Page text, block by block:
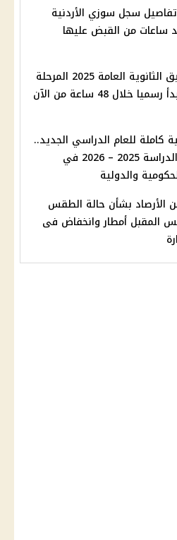
سجل سوزي الأردنية
ساعات من القبض عليها
موعد تنسيق الثانوية العامة 2025 المرحلة
خلال 48 ساعة من الآن
كاملة للعام الدراسي الجديد..
موعد بدء الدراسة 2025 – 2026 في
والدولية
الأرصاد بشأن حالة الطقس
المقبل أمطار وانخفاض فى